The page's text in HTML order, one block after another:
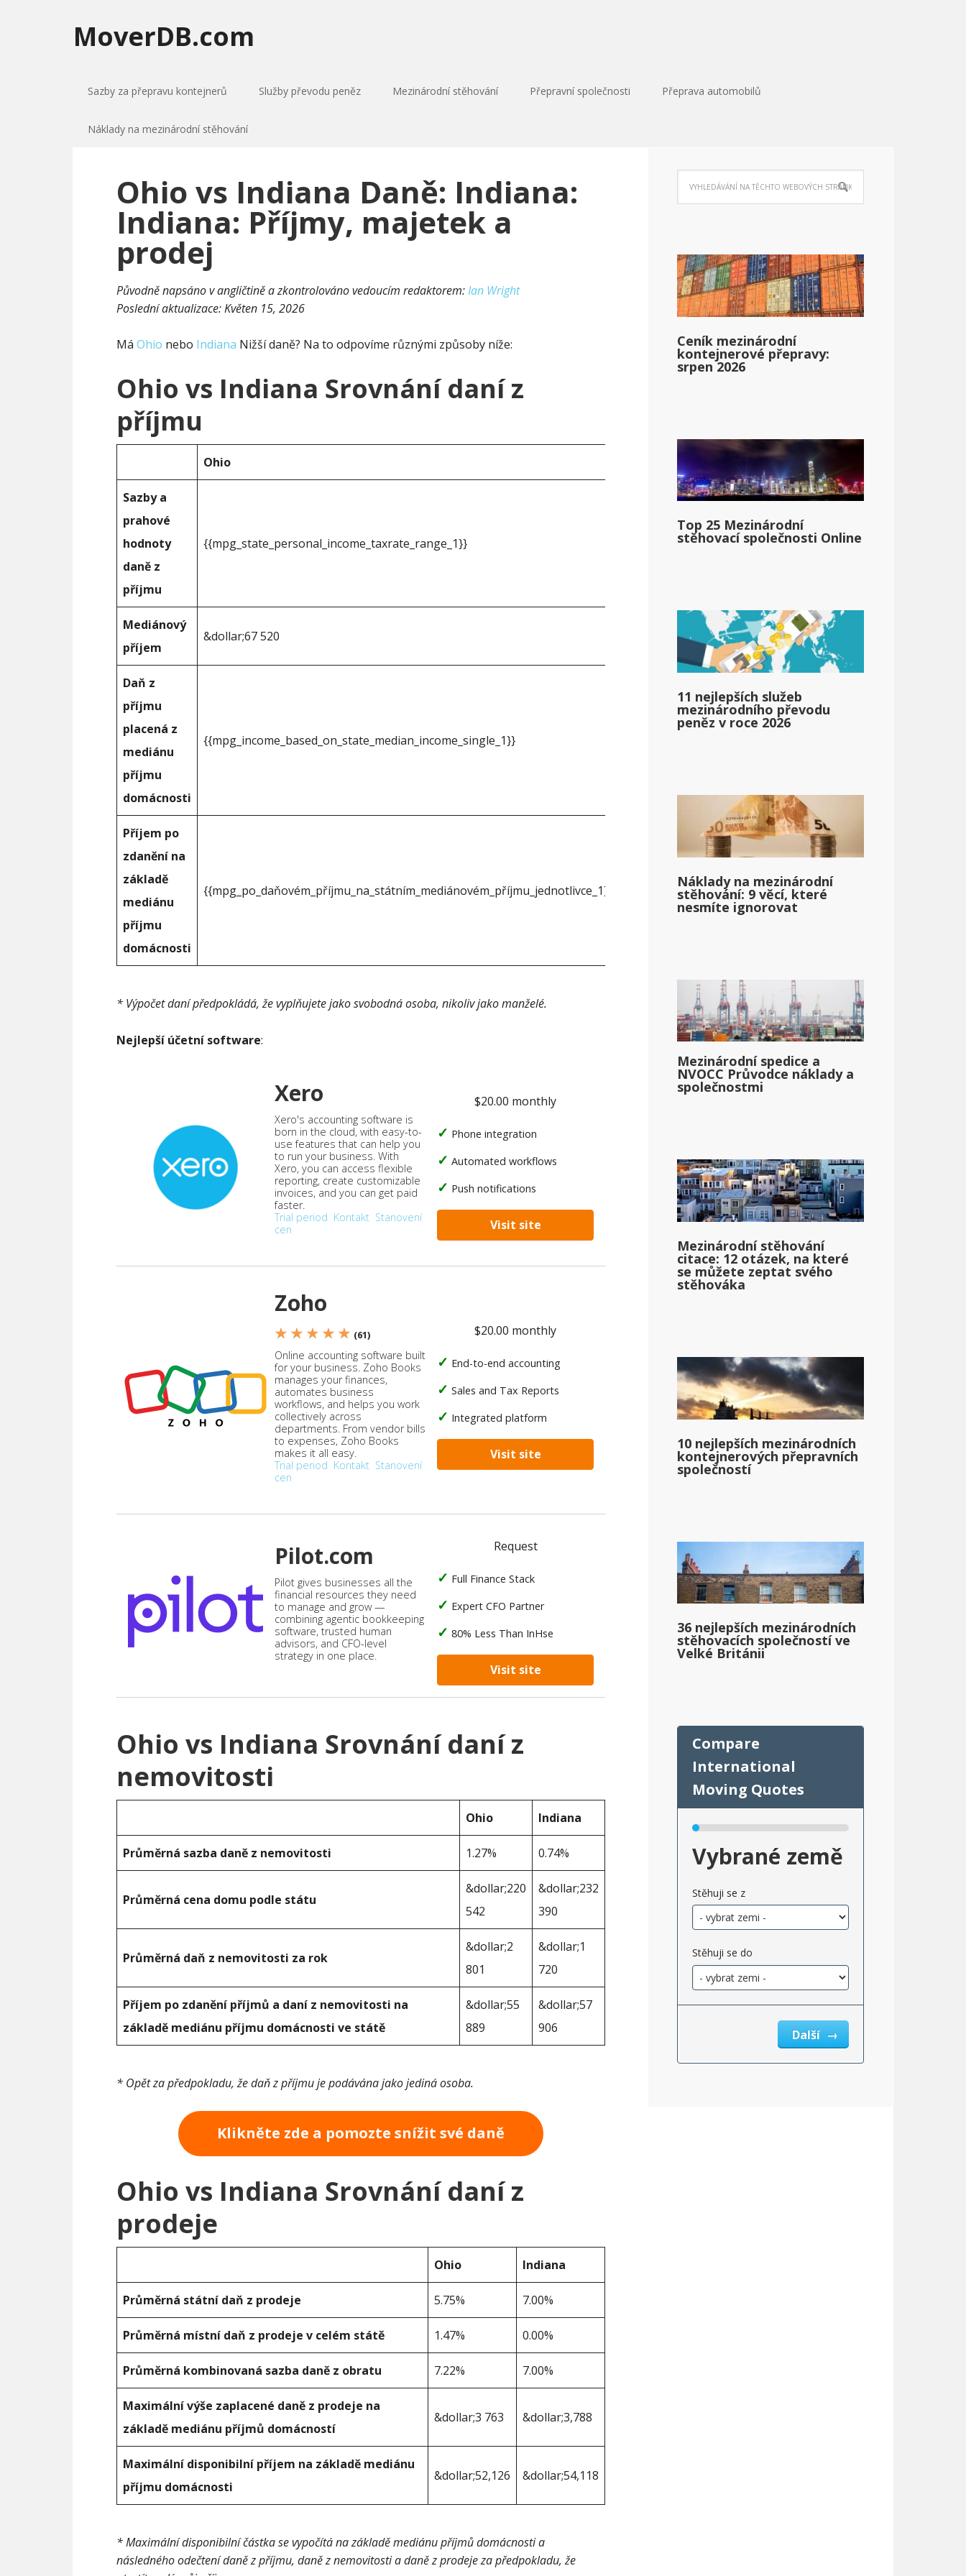
MoverDB.com
Sazby za přepravu kontejnerů Služby převodu peněz Mezinárodní stěhování Přepravní společnosti Přeprava automobilů
Náklady na mezinárodní stěhování
Ohio vs Indiana Daně: Indiana:
Indiana: Příjmy, majetek a
prodej
Původně napsáno v angličtině a zkontrolováno vedoucím redaktorem:Ian Wright
Poslední aktualizace:Květen 15, 2026
Má Ohio nebo Indiana Nižší daně? Na to odpovíme různými způsoby níže:
Ohio vs Indiana Srovnání daní z
příjmu
Ohio
Sazby a
prahové
hodnoty
daně z
příjmu
{{mpg_state_personal_income_taxrate_range_1}} {{mpg_state_personal_income_taxrate_range_2}}
Mediánový
příjem
&dollar;67 520 &dollar;70 030
Daň z
příjmu
placená z
mediánu
příjmu
domácnosti
{{mpg_income_based_on_state_median_income_single_1}}
Příjem po
zdanění na
základě
mediánu
příjmu
domácnosti
{{mpg_po_daňovém_příjmu_na_státním_mediánovém_příjmu_jednotlivce_1}}
* Výpočet daní předpokládá, že vyplňujete jako svobodná osoba, nikoliv jako manželé.
Nejlepší účetní software:
Xero
Xero's accounting software is
born in the cloud, with easy-to-
use features that can help you
to run your business. With
Xero, you can access flexible
reporting, create customizable
invoices, and you can get paid
faster.
Trial period Kontakt Stanovení
cen
$20.00 monthly
Phone integration
Automated workflows
Push notifications
Visit site
Zoho
★ ★ ★ ★ ★ (61)
Online accounting software built
for your business. Zoho Books
manages your finances,
automates business
workflows, and helps you work
collectively across
departments. From vendor bills
to expenses, Zoho Books
makes it all easy.
Trial period Kontakt Stanovení
cen
$20.00 monthly
End-to-end accounting
Sales and Tax Reports
Integrated platform
Visit site
Pilot.com
Pilot gives businesses all the
financial resources they need
to manage and grow —
combining agentic bookkeeping
software, trusted human
advisors, and CFO-level
strategy in one place.
Request
Full Finance Stack
Expert CFO Partner
80% Less Than InHse
Visit site
Ohio vs Indiana Srovnání daní z
nemovitosti
Ohio Indiana
Průměrná sazba daně z nemovitosti 1.27% 0.74%
Průměrná cena domu podle státu
&dollar;220
542
&dollar;232
390
Průměrná daň z nemovitosti za rok
&dollar;2
801
&dollar;1
720
Příjem po zdanění příjmů a daní z nemovitosti na
základě mediánu příjmu domácnosti ve státě
&dollar;55
889
&dollar;57
906
* Opět za předpokladu, že daň z příjmu je podávána jako jediná osoba.
Klikněte zde a pomozte snížit své daně
Ohio vs Indiana Srovnání daní z
prodeje
Ohio Indiana
Průměrná státní daň z prodeje 5.75% 7.00%
Průměrná místní daň z prodeje v celém státě 1.47% 0.00%
Průměrná kombinovaná sazba daně z obratu 7.22% 7.00%
Maximální výše zaplacené daně z prodeje na
základě mediánu příjmů domácností
&dollar;3 763 &dollar;3,788
Maximální disponibilní příjem na základě mediánu
příjmu domácnosti
&dollar;52,126 &dollar;54,118
* Maximální disponibilní částka se vypočítá na základě mediánu příjmů domácnosti a
následného odečtení daně z příjmu, daně z nemovitosti a daně z prodeje za předpokladu, že
Ceník mezinárodní
kontejnerové přepravy:
srpen 2026
Top 25 Mezinárodní
stěhovací společnosti Online
11 nejlepších služeb
mezinárodního převodu
peněz v roce 2026
Náklady na mezinárodní
stěhování: 9 věcí, které
nesmíte ignorovat
Mezinárodní spedice a
NVOCC Průvodce náklady a
společnostmi
Mezinárodní stěhování
citace: 12 otázek, na které
se můžete zeptat svého
stěhováka
10 nejlepších mezinárodních
kontejnerových přepravních
společností
36 nejlepších mezinárodních
stěhovacích společností ve
Velké Británii
Vybrané země
Stěhuji se z
Stěhuji se do
Další